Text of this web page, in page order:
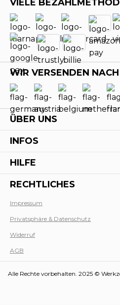
VIELE
WIR VERSENDEN NACH
ÜBER UNS
INFOS
HILFE
RECHTLICHES
Impressum
Privatsphäre & Datenschutz
Widerruf
AGB
Alle Rechte vorbehalten. 2025 ©